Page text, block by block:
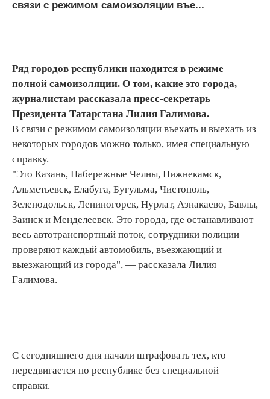
связи с режимом самоизоляции въе...
Ряд городов республики находится в режиме
полной самоизоляции. О том, какие это города,
журналистам рассказала пресс-секретарь
Президента Татарстана Лилия Галимова.
В связи с режимом самоизоляции въехать и выехать из
некоторых городов можно только, имея специальную
справку.
"Это Казань, Набережные Челны, Нижнекамск,
Альметьевск, Елабуга, Бугульма, Чистополь,
Зеленодольск, Лениногорск, Нурлат, Азнакаево, Бавлы,
Заинск и Менделеевск. Это города, где останавливают
весь автотранспортный поток, сотрудники полиции
проверяют каждый автомобиль, въезжающий и
выезжающий из города", — рассказала Лилия
Галимова.
С сегодняшнего дня начали штрафовать тех, кто
передвигается по республике без специальной
справки.